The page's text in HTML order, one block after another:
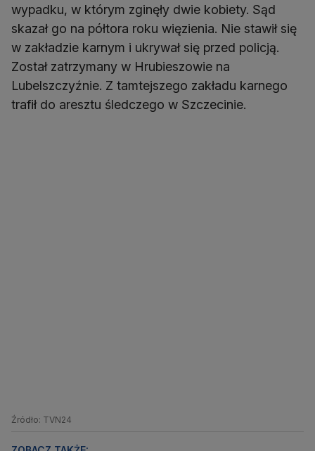
wypadku, w którym zginęły dwie kobiety. Sąd
skazał go na półtora roku więzienia. Nie stawił się
w zakładzie karnym i ukrywał się przed policją.
Został zatrzymany w Hrubieszowie na
Lubelszczyźnie. Z tamtejszego zakładu karnego
trafił do aresztu śledczego w Szczecinie.
Źródło: TVN24